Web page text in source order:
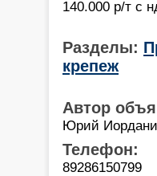
140.000 р/т с
Разделы:
крепеж
Автор
Юрий
Телефон:
89286150799